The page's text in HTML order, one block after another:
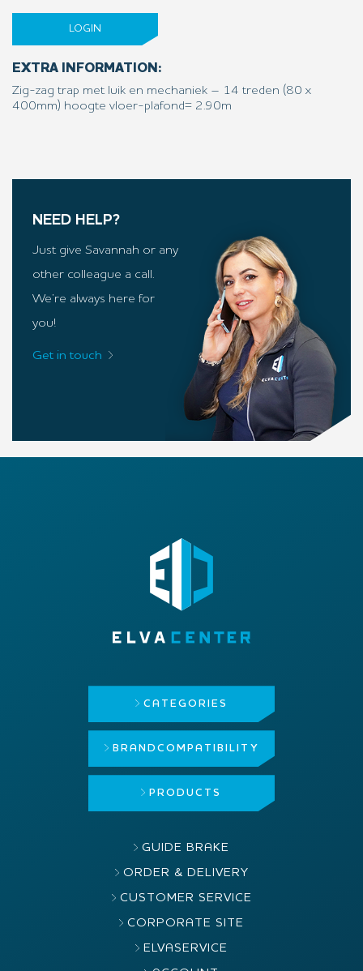
LOGIN
EXTRA INFORMATION:
Zig-zag trap met luik en mechaniek – 14 treden (80 x
400mm) hoogte vloer-plafond= 2.90m
NEED HELP?
Just give Savannah or any
other colleague a call.
We’re always here for
you!
Get in touch
CATEGORIES
BRAND COMPATIBILITY
PRODUCTS
GUIDE BRAKE
ORDER & DELIVERY
CUSTOMER SERVICE
CORPORATE SITE
ELVASERVICE